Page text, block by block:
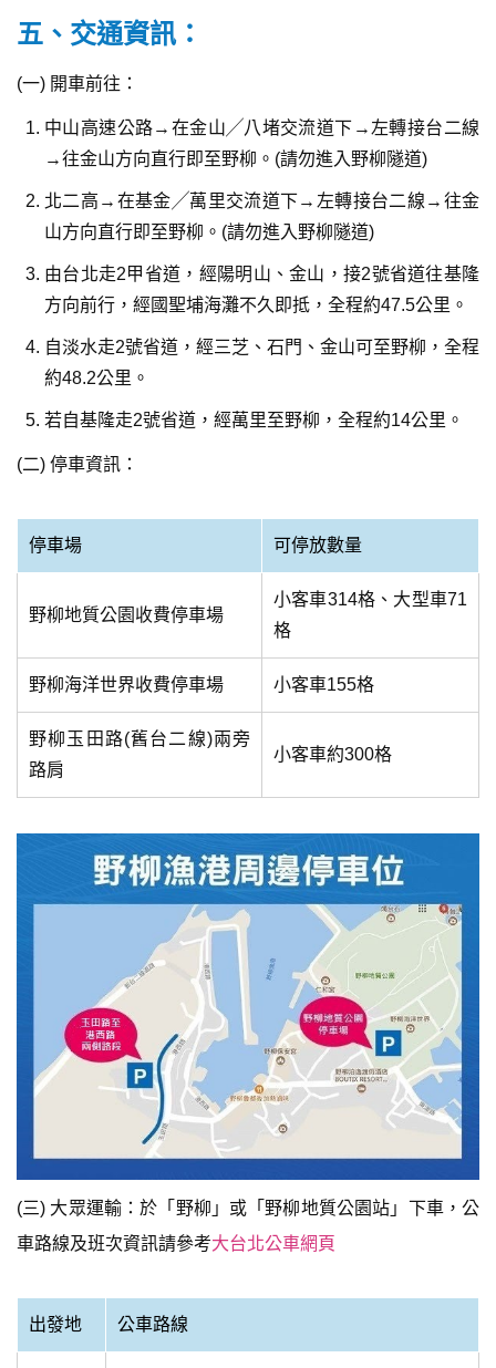
五、交通資訊：
(一) 開車前往：
中山高速公路→在金山╱八堵交流道下→左轉接台二線
→往金山方向直行即至野柳。(請勿進入野柳隧道)
北二高→在基金╱萬里交流道下→左轉接台二線→往金
山方向直行即至野柳。(請勿進入野柳隧道)
由台北走2甲省道，經陽明山、金山，接2號省道往基隆
方向前行，經國聖埔海灘不久即抵，全程約47.5公里。
自淡水走2號省道，經三芝、石門、金山可至野柳，全程
約48.2公里。
若自基隆走2號省道，經萬里至野柳，全程約14公里。
(二) 停車資訊：
停車場 可停放數量
野柳地質公園收費停車場
小客車314格、大型車71
格
野柳海洋世界收費停車場 小客車155格
野柳玉田路(舊台二線)兩旁
路肩
小客車約300格
(三) 大眾運輸：於「野柳」或「野柳地質公園站」下車，公
車路線及班次資訊請參考大台北公車網頁
出發地 公車路線